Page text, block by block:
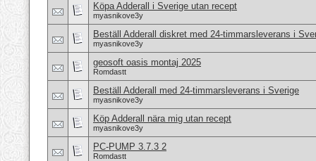
Köpa Adderall i Sverige utan recept
myasnikove3y
Beställ Adderall diskret med 24-timmarsleverans i
myasnikove3y
geosoft oasis montaj 2025
Romdastt
Beställ Adderall med 24-timmarsleverans i Sverige
myasnikove3y
Köp Adderall nära mig utan recept
myasnikove3y
PC-PUMP 3.7.3 2
Romdastt